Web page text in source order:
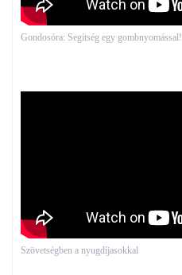
Gondosóra: Segítség egy gombnyomással!
Szövetségben a nyugdíjasokkal